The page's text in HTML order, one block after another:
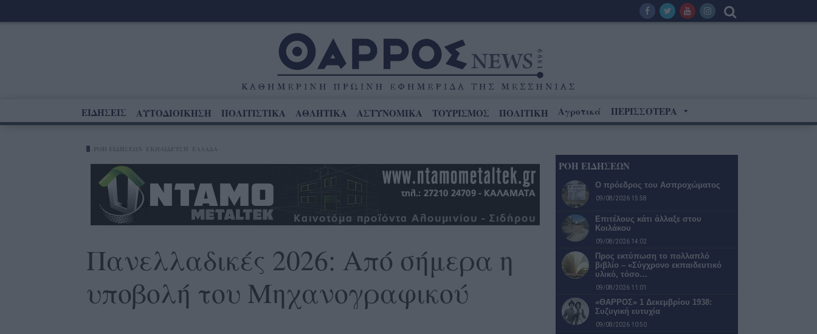
ΕΙΔΗΣΕΙΣ ΑΥΤΟΔΙΟΙΚΗΣΗ ΠΟΛΙΤΙΣΤΙΚΑ ΑΘΛΗΤΙΚΑ ΑΣΤΥΝΟΜΙΚΑ ΤΟΥΡΙΣΜΟΣ ΠΟΛΙΤΙΚΗ Αγροτικά ΠΕΡΙΣΣΟΤΕΡΑ
Πανελλαδικές 2026: Από σήμερα η
υποβολή του Μηχανογραφικού
ΡΟΗ ΕΙΔΗΣΕΩΝ
Ο πρόεδρος του Ασπροχώματος
09/08/2026 15:58
Επιτέλους κάτι άλλαξε στου
Κοιλάκου
09/08/2026 14:02
Προς εκτύπωση το πολλαπλό
βιβλίο – «Σύγχρονο εκπαιδευτικό
υλικό, τόσο…
09/08/2026 11:01
«ΘΑΡΡΟΣ» 1 Δεκεμβρίου 1938:
Συζυγική ευτυχία
09/08/2026 10:50